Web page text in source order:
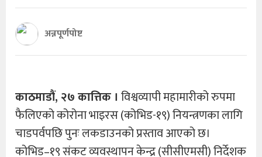
अन्नपूर्णपोष्ट
काठमाडौं, २७ कात्तिक । विश्वव्यापी महामारीको रुपमा
फैलिएको कोरोना भाइरस (कोभिड-१९) नियन्त्रणका लागि
चाडपर्वपछि पुनः लकडाउनको प्रस्ताव आएको छ।
कोभिड–१९ संकट व्यवस्थापन केन्द्र (सीसीएमसी) निर्देशक